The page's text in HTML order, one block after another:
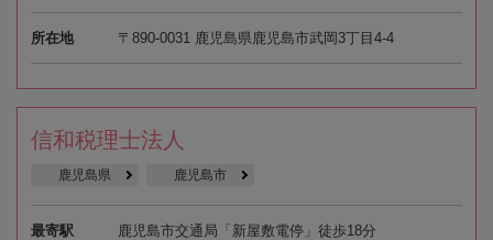
所在地 〒890-0031 鹿児島県鹿児島市武岡3丁目4-4
信和税理士法人
鹿児島県 鹿児島市
最寄駅 鹿児島市交通局「新屋敷電停」徒歩18分